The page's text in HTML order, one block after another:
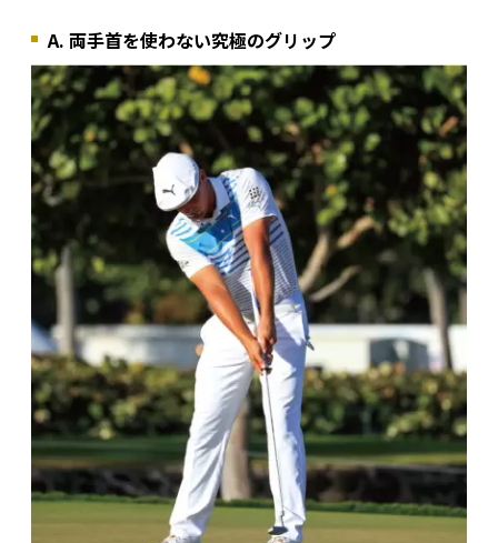
A. 両手首を使わない究極のグリップ